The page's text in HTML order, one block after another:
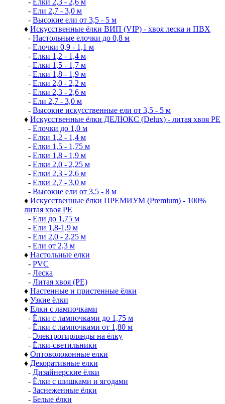
- Елки 2,3 - 2,6 м
- Ели 2,7 - 3,0 м
- Высокие ели от 3,5 - 5 м
♦ Искусственные ёлки ВИП (VIP) - хвоя леска и ПВХ
- Настольные елочки до 0,8 м
- Елочки 0,9 - 1,1 м
- Елки 1,2 - 1,4 м
- Елки 1,5 - 1,7 м
- Елки 1,8 - 1,9 м
- Елки 2,0 - 2,2 м
- Елки 2,3 - 2,6 м
- Ели 2,7 - 3,0 м
- Высокие искусственные ели от 3,5 - 5 м
♦ Искусственные ёлки ДЕЛЮКС (Delux) - литая хвоя РЕ
- Елочки до 1,0 м
- Елки 1,2 - 1,4 м
- Елки 1,5 - 1,75 м
- Елки 1,8 - 1,9 м
- Елки 2,0 - 2,25 м
- Елки 2,3 - 2,6 м
- Елки 2,7 - 3,0 м
- Высокие ели от 3,5 - 8 м
♦ Искусственные ёлки ПРЕМИУМ (Premium) - 100%
литая хвоя РЕ
- Ели до 1,75 м
- Ели 1,8-1,9 м
- Ели 2,0 - 2,25 м
- Ели от 2,3 м
♦ Настольные елки
- PVC
- Леска
- Литая хвоя (РЕ)
♦ Настенные и пристенные ёлки
♦ Узкие ёлки
♦ Елки с лампочками
- Ёлки с лампочками до 1,75 м
- Ёлки с лампочками от 1,80 м
- Электрогирлянды на ёлку
- Ёлки-светильники
♦ Оптоволоконные елки
♦ Декоративные елки
- Дизайнерские ёлки
- Ёлки с шишками и ягодами
- Заснеженные ёлки
- Белые ёлки